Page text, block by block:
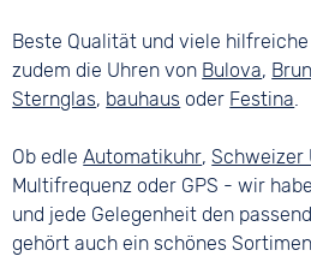
Beste Qualität und viele
zudem die Uhren von Bulova,
Sternglas, bauhaus oder Festina.
Ob edleAutomatikuhr,Schweizer
Multifrequenz oder GPS - wir
und jede Gelegenheit den
gehört auch ein schönes